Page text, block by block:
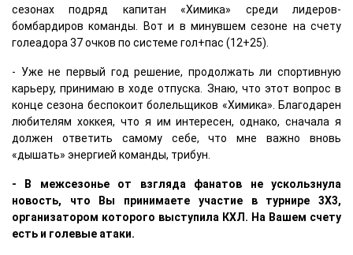
сезонах подряд капитан «Химика» среди лидеров-
бомбардиров команды. Вот и в минувшем сезоне на счету
голеадора 37 очков по системе гол+пас (12+25).
- Уже не первый год решение, продолжать ли спортивную
карьеру, принимаю в ходе отпуска. Знаю, что этот вопрос в
конце сезона беспокоит болельщиков «Химика». Благодарен
любителям хоккея, что я им интересен, однако, сначала я
должен ответить самому себе, что мне важно вновь
«дышать» энергией команды, трибун.
- В межсезонье от взгляда фанатов не ускользнула
новость, что Вы принимаете участие в турнире 3Х3,
организатором которого выступила КХЛ. На Вашем счету
есть и голевые атаки.